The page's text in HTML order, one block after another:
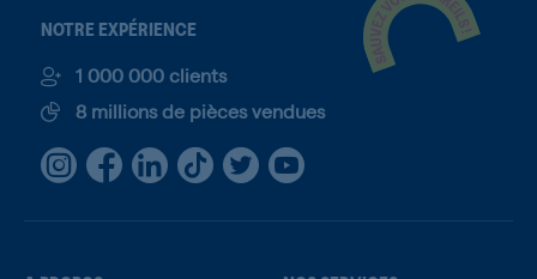
NOTRE EXPÉRIENCE
1 000 000 clients
8 millions de pièces vendues